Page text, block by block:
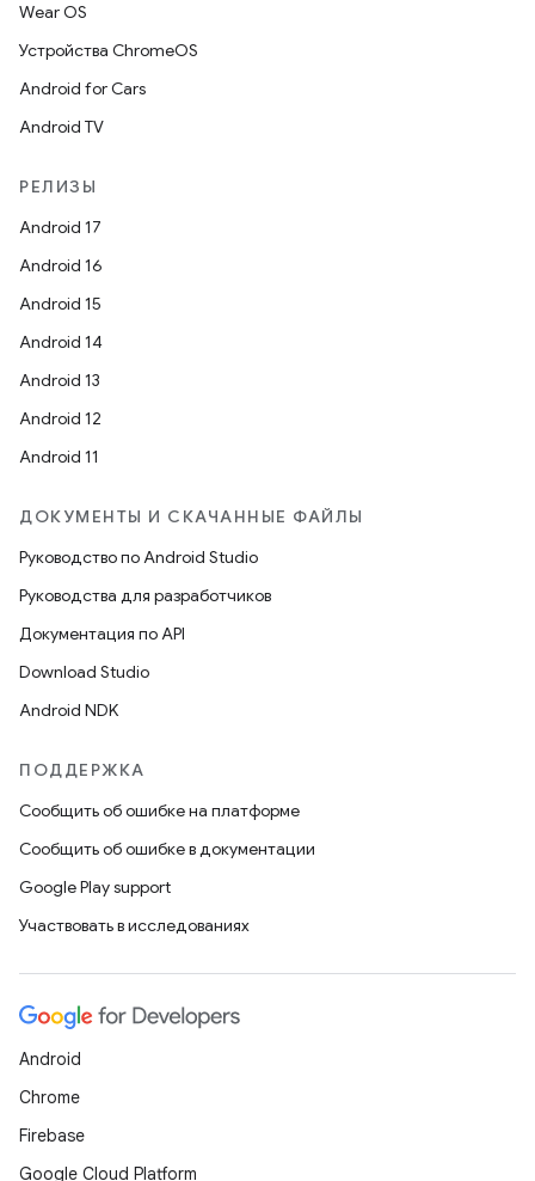
Wear OS
Устройства ChromeOS
Android for Cars
Android TV
РЕЛИЗЫ
Android 17
Android 16
Android 15
Android 14
Android 13
Android 12
Android 11
ДОКУМЕНТЫ И СКАЧАННЫЕ ФАЙЛЫ
Руководство по Android Studio
Руководства для разработчиков
Документация по API
Download Studio
Android NDK
ПОДДЕРЖКА
Сообщить об ошибке на платформе
Сообщить об ошибке в документации
Google Play support
Участвовать в исследованиях
Android
Chrome
Firebase
Google Cloud Platform